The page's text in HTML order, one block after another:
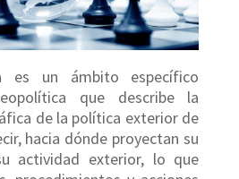
es un ámbito específico
que describe la
de la política exterior de
hacia dónde proyectan su
actividad exterior, lo que